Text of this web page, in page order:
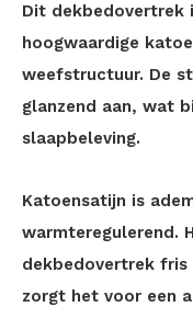
Dit dekbedovertrek
hoogwaardige
weefstructuur. De
glanzend aan, wat
slaapbeleving.
Katoensatijn is
warmteregulerend.
dekbedovertrek fris
zorgt het voor een